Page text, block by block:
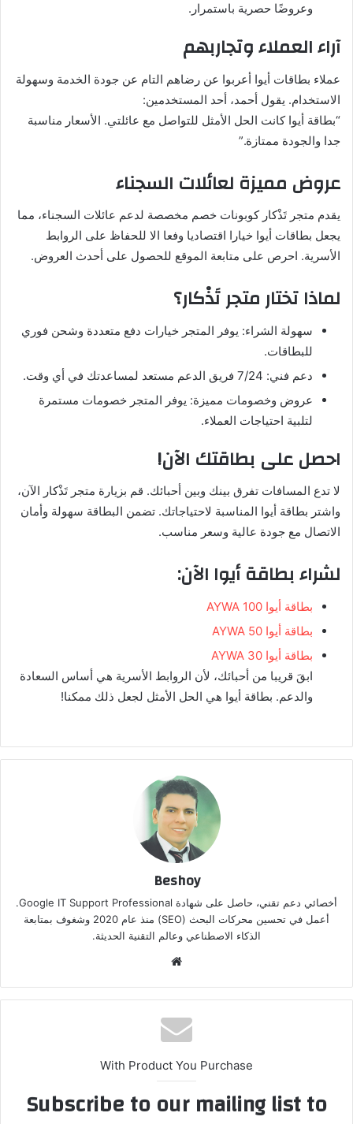
وعروضًا حصرية باستمرار.
آراء العملاء وتجاربهم
عملاء بطاقات أيوا أعربوا عن رضاهم التام عن جودة الخدمة وسهولة
الاستخدام. يقول أحمد، أحد المستخدمين:
“بطاقة أيوا كانت الحل الأمثل للتواصل مع عائلتي. الأسعار مناسبة
جدا والجودة ممتازة.”
عروض مميزة لعائلات السجناء
يقدم متجر تَذْكار كوبونات خصم مخصصة لدعم عائلات السجناء، مما
يجعل بطاقات أيوا خيارا اقتصاديا وفعا الا للحفاظ على الروابط
الأسرية. احرص على متابعة الموقع للحصول على أحدث العروض.
لماذا تختار متجر تَذْكار؟
سهولة الشراء: يوفر المتجر خيارات دفع متعددة وشحن فوري
للبطاقات.
دعم فني: 7/24 فريق الدعم مستعد لمساعدتك في أي وقت.
عروض وخصومات مميزة: يوفر المتجر خصومات مستمرة
لتلبية احتياجات العملاء.
احصل على بطاقتك الآن!
لا تدع المسافات تفرق بينك وبين أحبائك. قم بزيارة متجر تَذْكار الآن،
واشتر بطاقة أيوا المناسبة لاحتياجاتك. تضمن البطاقة سهولة وأمان
الاتصال مع جودة عالية وسعر مناسب.
لشراء بطاقة أيوا الآن:
بطاقة أيوا AYWA 100
بطاقة أيوا AYWA 50
بطاقة أيوا AYWA 30
ابقَ قريبا من أحبائك، لأن الروابط الأسرية هي أساس السعادة
والدعم. بطاقة أيوا هي الحل الأمثل لجعل ذلك ممكنا!
Beshoy
أخصائي دعم تقني، حاصل على شهادة Google IT Support Professional.
أعمل في تحسين محركات البحث (SEO) منذ عام 2020 وشغوف بمتابعة
الذكاء الاصطناعي وعالم التقنية الحديثة.
الوي
ب
With Product You Purchase
Subscribe to our mailing list to